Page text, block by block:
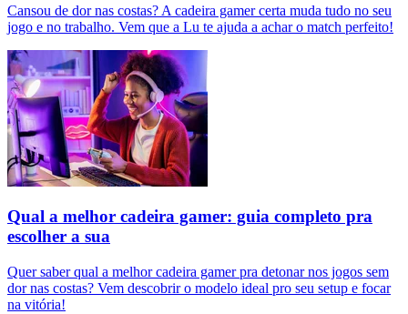
Cansou de dor nas costas? A cadeira gamer certa muda tudo no seu
jogo e no trabalho. Vem que a Lu te ajuda a achar o match perfeito!
Qual a melhor cadeira gamer: guia completo pra
escolher a sua
Quer saber qual a melhor cadeira gamer pra detonar nos jogos sem
dor nas costas? Vem descobrir o modelo ideal pro seu setup e focar
na vitória!